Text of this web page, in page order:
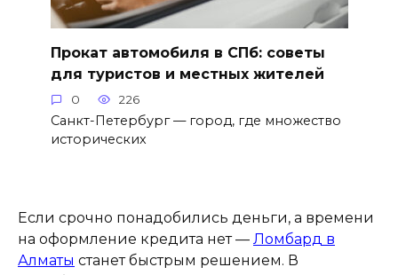
Прокат автомобиля в СПб: советы
для туристов и местных жителей
0 226
Санкт-Петербург — город, где множество
исторических
Если срочно понадобились деньги, а времени
на оформление кредита нет — Ломбард в
Алматы станет быстрым решением. В